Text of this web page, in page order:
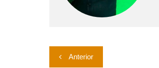
Navegação
Anterior